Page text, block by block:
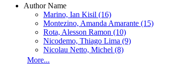
Author Name
Marino, Ian Kisil (16)
Montezino, Amanda Amarante (15)
Rota, Alesson Ramon (10)
Nicodemo, Thiago Lima (9)
Nicolau Netto, Michel (8)
More...